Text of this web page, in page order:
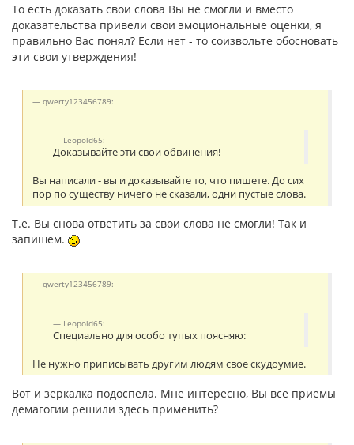
То есть доказать свои слова Вы не смогли и вместо
доказательства привели свои эмоциональные оценки, я
правильно Вас понял? Если нет - то соизвольте обосновать
эти свои утверждения!
qwerty123456789:
Leopold65:
Доказывайте эти свои обвинения!
Вы написали - вы и доказывайте то, что пишете. До сих
пор по существу ничего не сказали, одни пустые слова.
Т.е. Вы снова ответить за свои слова не смогли! Так и
запишем.
qwerty123456789:
Leopold65:
Специально для особо тупых поясняю:
Не нужно приписывать другим людям свое скудоумие.
Вот и зеркалка подоспела. Мне интересно, Вы все приемы
демагогии решили здесь применить?